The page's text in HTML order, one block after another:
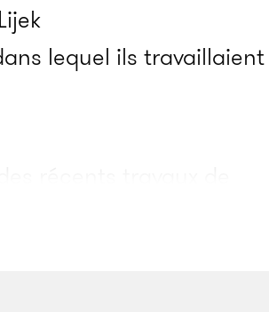
lequel ils travaillaient
récents travaux de
personne ne